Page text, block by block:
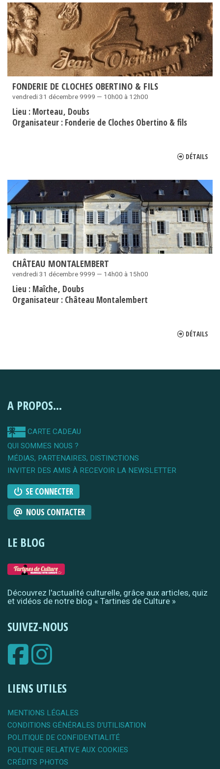
FONDERIE DE CLOCHES OBERTINO & FILS
vendredi 31 décembre 9999 — 10h00 à 12h00
Lieu : Morteau Doubs
Organisateur : Fonderie de Cloches Obertino & fils
DÉTAILS
CHÂTEAU MONTALEMBERT
vendredi 31 décembre 9999 — 14h00 à 15h00
Lieu : Maîche Doubs
Organisateur : Château Montalembert
DÉTAILS
A PROPOS...
CARTE CADEAU
QUI SOMMES NOUS ?
MÉDIAS, PARTENAIRES, DISTINCTIONS
INVITER DES AMIS À RECEVOIR LA NEWSLETTER
SE CONNECTER
NOUS CONTACTER
LE BLOG
Découvrez l'actualité culturelle, grâce aux articles, quiz
et vidéos de notre blog « Tartines de Culture »
SUIVEZ-NOUS
LIENS UTILES
MENTIONS LÉGALES
CONDITIONS GÉNÉRALES D'UTILISATION
POLITIQUE DE CONFIDENTIALITÉ
POLITIQUE RELATIVE AUX COOKIES
CRÉDITS PHOTOS